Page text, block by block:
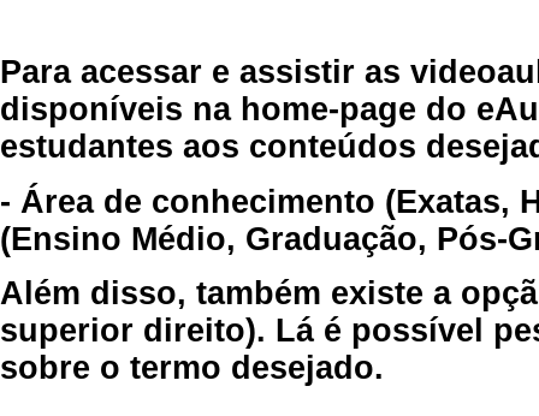
Para acessar e assistir as
disponíveis na home-page do
estudantes aos conteúdos
- Área de conhecimento (Exatas,
(Ensino Médio, Graduação, Pós-
Além disso, também existe a
superior direito). Lá é possível
sobre o termo desejado.